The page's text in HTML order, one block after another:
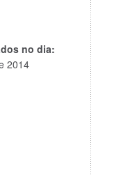
no dia:
2014